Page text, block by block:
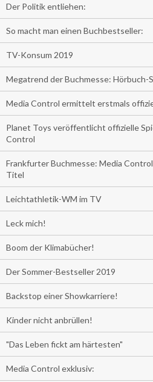
Der Politik entliehen:
So macht man einen Buchbestseller:
TV-Konsum 2019
Megatrend der Buchmesse: Hörbuch-
Media Control ermittelt erstmals
Planet Toys veröffentlicht offizielle
Control
Frankfurter Buchmesse: Media
Titel
Leichtathletik-WM im TV
Leck mich!
Boom der Klimabücher!
Der Sommer-Bestseller 2019
Backstop einer Showkarriere!
Kinder nicht anbrüllen!
"Das Leben fickt am härtesten"
Media Control exklusiv: